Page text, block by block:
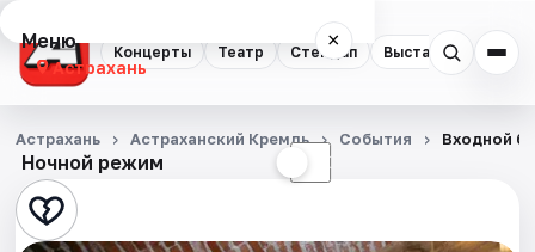
Концерты Театр Стендап Выставки
Меню ×
Астрахань
Концерты
Театр
Стендап
Ночной режим ☾
Астрахань Астраханский Кремль События Входной